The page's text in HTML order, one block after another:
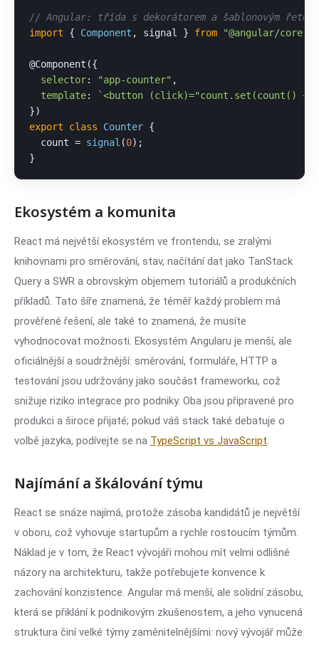
// Angular: třída s dekorátorem a šablonovým
import { Component , signal } from "@angular/core"
@Component ({
selector: "app-counter" ,
template:
`<button (click)="count.set(count() +
export
class Counter {
  count =
signal (0);
}
Ekosystém a komunita
React má největší ekosystém ve frontendu, se zralými
knihovnami pro směrování, stav, načítání dat jako TanStack
Query a SWR a obrovským objemem tutoriálů a produkčních
příkladů. Tato šíře znamená, že téměř každý problem má
prověřené řešení, ale také to znamená, že musíte
vyhodnocovat možnosti. Ekosystém Angularu je menší, ale
oficiálnější a soudržnější: směrování, formuláře, HTTP a
testování jsou udržovány jako součást frameworku, což
snižuje riziko integrace pro podniky. Oba jsou připravené pro
produkci a široce přijaté; pokud váš stack také debatuje o
volbě jazyka, podívejte se na TypeScript vs JavaScript.
Najímání a škálování týmu
React se snáze najímá, protože zásoba kandidátů je největší
v oboru, což vyhovuje startupům a rychle rostoucím týmům.
Náklad je v tom, že React vývojáři mohou mít velmi odlišné
názory na architekturu, takže potřebujete konvence k
zachování konzistence. Angular má menší, ale solidní zásobu,
která se přiklání k podnikovým zkušenostem, a jeho vynucená
struktura činí velké týmy zaměnitelnějšími: nový vývojář může